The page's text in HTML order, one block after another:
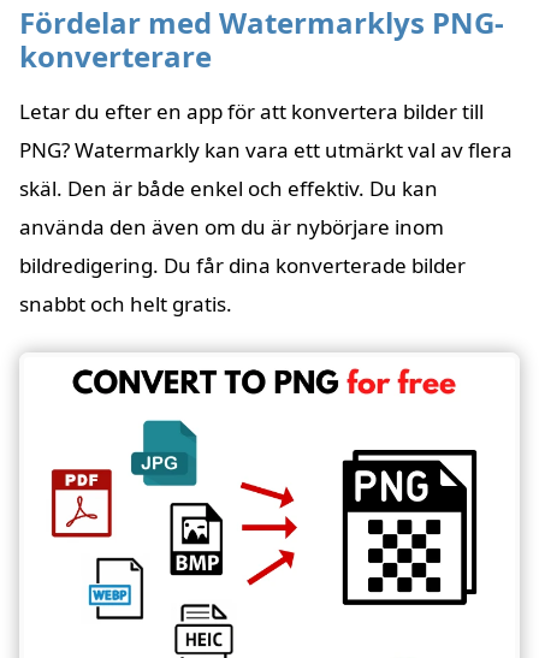
Fördelar med Watermarklys PNG-
konverterare
Letar du efter en app för att konvertera bilder till
PNG? Watermarkly kan vara ett utmärkt val av flera
skäl. Den är både enkel och effektiv. Du kan
använda den även om du är nybörjare inom
bildredigering. Du får dina konverterade bilder
snabbt och helt gratis.